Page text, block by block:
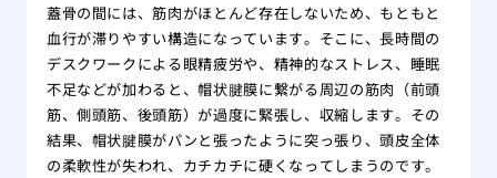
蓋骨の間には、筋肉がほとんど存在しないため、もともと
血行が滞りやすい構造になっています。そこに、長時間の
デスクワークによる眼精疲労や、精神的なストレス、睡眠
不足などが加わると、帽状腱膜に繋がる周辺の筋肉（前頭
筋、側頭筋、後頭筋）が過度に緊張し、収縮します。その
結果、帽状腱膜がパンと張ったように突っ張り、頭皮全体
の柔軟性が失われ、カチカチに硬くなってしまうのです。